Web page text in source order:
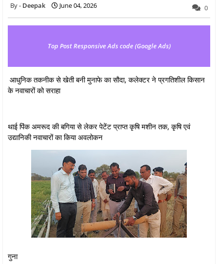
Deepak June 04, 2026 0
Top Post Responsive Ads code (Google Ads)
आधुनिक तकनीक से खेती बनी मुनाफे का सौदा, कलेक्टर ने प्रगतिशील किसान
के नवाचारों को सराहा
थाई पिंक अमरूद की बगिया से लेकर पेटेंट प्राप्त कृषि मशीन तक, कृषि एवं
उद्यानिकी नवाचारों का किया अवलोकन
गुना